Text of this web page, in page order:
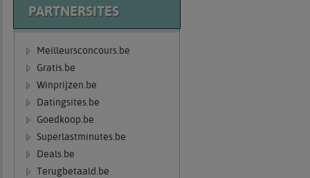
PARTNERSITES
Meilleursconcours.be
Gratis.be
Winprijzen.be
Datingsites.be
Goedkoop.be
Superlastminutes.be
Deals.be
Terugbetaald.be